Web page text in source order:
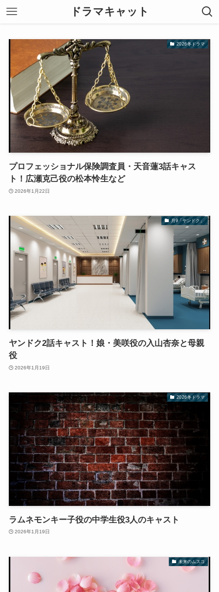
ドラマキャット
2026冬ドラマ
プロフェッショナル保険調査員・天音蓮3話キャス
ト！広瀬克己役の松本怜生など
2026年1月22日
月9「ヤンドク」
ヤンドク2話キャスト！娘・美咲役の入山杏奈と母親
役
2026年1月19日
2026冬ドラマ
ラムネモンキー子役の中学生役3人のキャスト
2026年1月19日
未来のムスコ